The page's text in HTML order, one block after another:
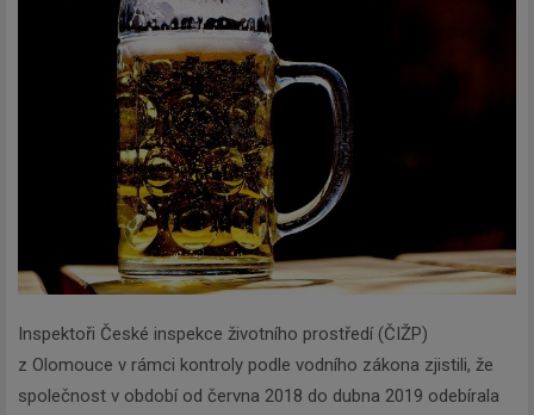
Inspektoři České inspekce životního prostředí (ČIŽP)
z Olomouce v rámci kontroly podle vodního zákona zjistili, že
společnost v období od června 2018 do dubna 2019 odebírala